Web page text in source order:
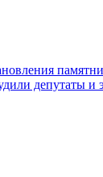
депутаты и